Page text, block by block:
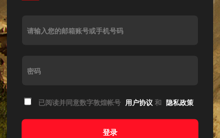
请输入您的邮箱账号或手机号码
密码
已阅读并同意数字敦煌帐号 用户协议 和 隐私政策
登录